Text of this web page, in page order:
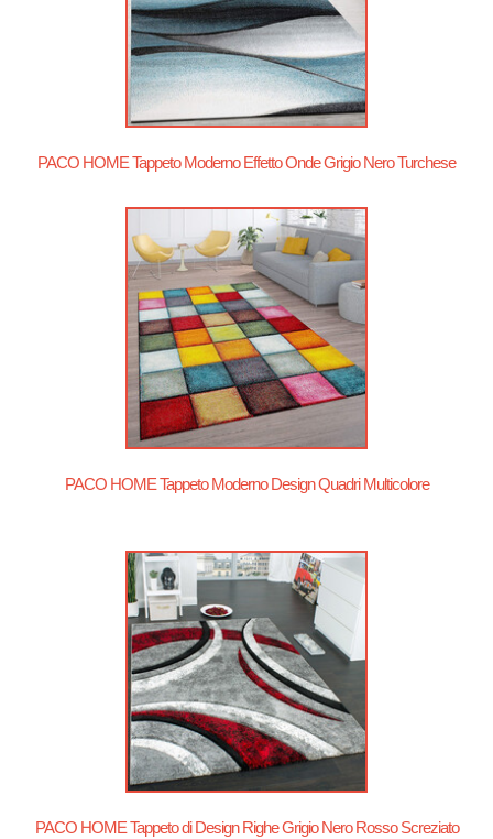
PACO HOME Tappeto Moderno Effetto Onde Grigio Nero Turchese
PACO HOME Tappeto Moderno Design Quadri Multicolore
PACO HOME Tappeto di Design Righe Grigio Nero Rosso Screziato